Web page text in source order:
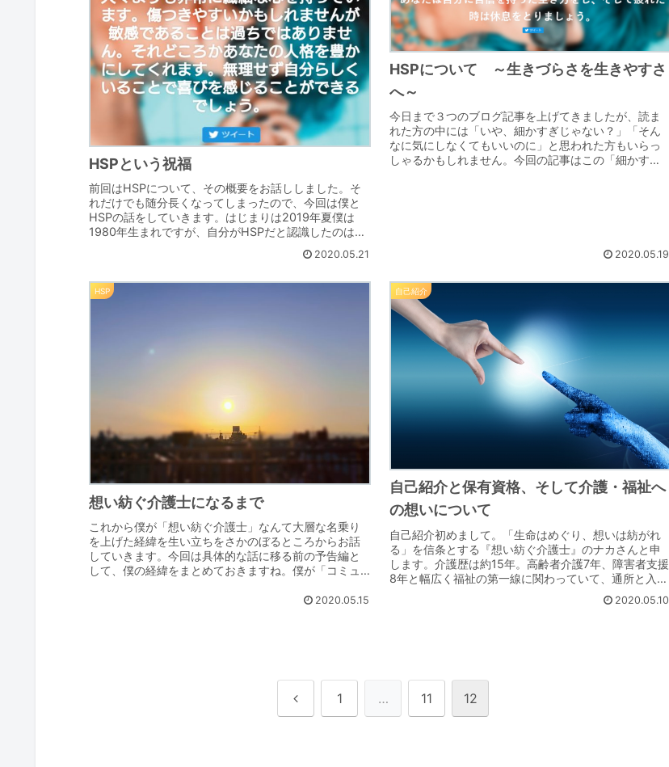
HSPという祝福
前回はHSPについて、その概要をお話ししました。そ
れだけでも随分長くなってしまったので、今回は僕と
HSPの話をしていきます。はじまりは2019年夏僕は
1980年生まれですが、自分がHSPだと認識したのは
2020.05.21
HSPについて ～生きづらさを生きやすさ
へ～
今日まで３つのブログ記事を上げてきましたが、読ま
れた方の中には「いや、細かすぎじゃない？」「そん
なに気にしなくてもいいのに」と思われた方もいらっ
しゃるかもしれません。今回の記事はこの「細かす
2020.05.19
HSP
想い紡ぐ介護士になるまで
これから僕が「想い紡ぐ介護士」なんて大層な名乗り
を上げた経緯を生い立ちをさかのぼるところからお話
していきます。今回は具体的な話に移る前の予告編と
して、僕の経緯をまとめておきますね。僕が「コミュ
2020.05.15
自己紹介
自己紹介と保有資格、そして介護・福祉へ
の想いについて
自己紹介初めまして。「生命はめぐり、想いは紡がれ
る」を信条とする『想い紡ぐ介護士』のナカさんと申
します。介護歴は約15年。高齢者介護7年、障害者支援
8年と幅広く福祉の第一線に関わっていて、通所と入所
のどちらも長く経験してきました。働き方とし...
2020.05.10
前 1 … 11 12